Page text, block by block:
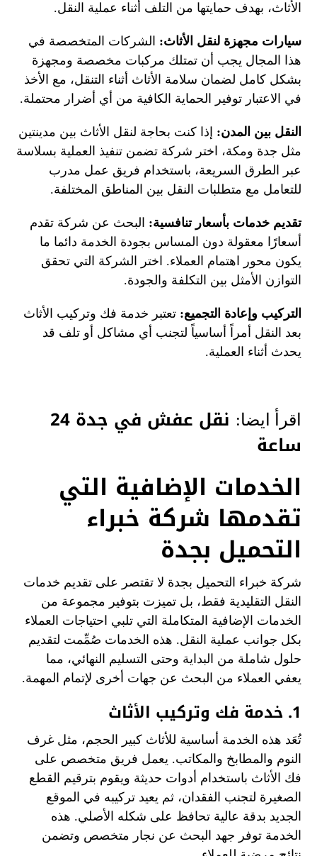
الأثاث، بهدف حمايتها من التلف أثناء عملية النقل.
سيارات مجهزة لنقل الأثاث: الشركات المتخصصة في
هذا المجال يجب أن تمتلك مركبات مخصصة ومجهزة
بشكل كامل لضمان سلامة الأثاث أثناء التنقل، مع الأخذ
في الاعتبار توفير الحماية الكافية من أي أضرار محتملة.
النقل بين المدن: إذا كنت بحاجة لنقل الأثاث بين مدينتين
مثل جدة ومكة، اختر شركة تضمن تنفيذ العملية بسلاسة
عبر الطرق السريعة، باستخدام فريق عمل مدرب
للتعامل مع متطلبات النقل بين المناطق المختلفة.
تقديم خدمات بأسعار تنافسية: البحث عن شركة تقدم
أسعارًا معقولة دون المساس بجودة الخدمة دائما ما
يكون محور اهتمام العملاء. اختر الشركة التي تحقق
التوازن الأمثل بين التكلفة والجودة.
التركيب وإعادة التجميع: تعتبر خدمة فك وتركيب الأثاث
بعد النقل أمراً أساسياً لتجنب أي مشاكل أو تلف قد
يحدث أثناء العملية.
اقرأ ايضا: نقل عفش في جدة 24
ساعة
الخدمات الإضافية التي
تقدمها شركة خبراء
التحميل بجدة
شركة خبراء التحميل بجدة لا تقتصر على تقديم خدمات
النقل التقليدية فقط، بل تميزت بتوفير مجموعة من
الخدمات الإضافية المتكاملة التي تلبي احتياجات العملاء
بكل جوانب عملية النقل. هذه الخدمات صُمِّمت لتقديم
حلول شاملة من البداية وحتى التسليم النهائي، مما
يعفي العملاء من البحث عن جهات أخرى لإتمام المهمة.
1. خدمة فك وتركيب الأثاث
تُعَد هذه الخدمة أساسية للأثاث كبير الحجم، مثل غرف
النوم والمطابخ والمكاتب. يعمل فريق متخصص على
فك الأثاث باستخدام أدوات حديثة ويقوم بترقيم القطع
الصغيرة لتجنب الفقدان، ثم يعيد تركيبه في الموقع
الجديد بدقة عالية تحافظ على شكله الأصلي. هذه
الخدمة توفر جهد البحث عن نجار متخصص وتضمن